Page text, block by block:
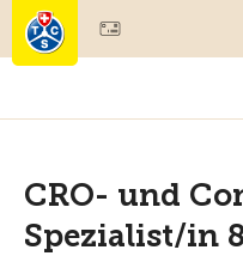
Mitgliedschaft & Leistungen
CRO- und
Spezialist/in